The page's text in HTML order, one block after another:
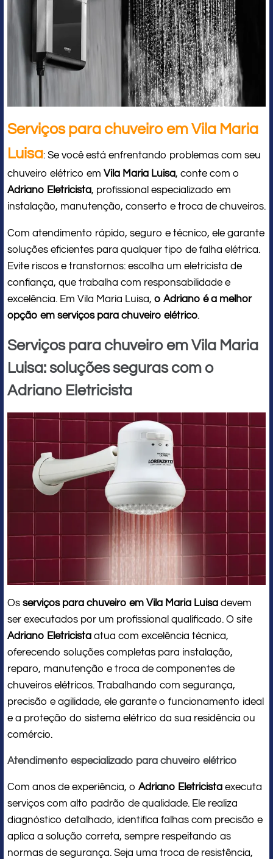
Serviços para chuveiro em Vila Maria
Luisa: Se você está enfrentando problemas com seu
chuveiro elétrico em Vila Maria Luisa, conte com o
Adriano Eletricista, profissional especializado em
instalação, manutenção, conserto e troca de chuveiros.
Com atendimento rápido, seguro e técnico, ele garante
soluções eficientes para qualquer tipo de falha elétrica.
Evite riscos e transtornos: escolha um eletricista de
confiança, que trabalha com responsabilidade e
excelência. Em Vila Maria Luisa, o Adriano é a melhor
opção em serviços para chuveiro elétrico.
Serviços para chuveiro em Vila Maria
Luisa: soluções seguras com o
Adriano Eletricista
Os serviços para chuveiro em Vila Maria Luisa devem
ser executados por um profissional qualificado. O site
Adriano Eletricista atua com excelência técnica,
oferecendo soluções completas para instalação,
reparo, manutenção e troca de componentes de
chuveiros elétricos. Trabalhando com segurança,
precisão e agilidade, ele garante o funcionamento ideal
e a proteção do sistema elétrico da sua residência ou
comércio.
Atendimento especializado para chuveiro elétrico
Com anos de experiência, o Adriano Eletricista executa
serviços com alto padrão de qualidade. Ele realiza
diagnóstico detalhado, identifica falhas com precisão e
aplica a solução correta, sempre respeitando as
normas de segurança. Seja uma troca de resistência,